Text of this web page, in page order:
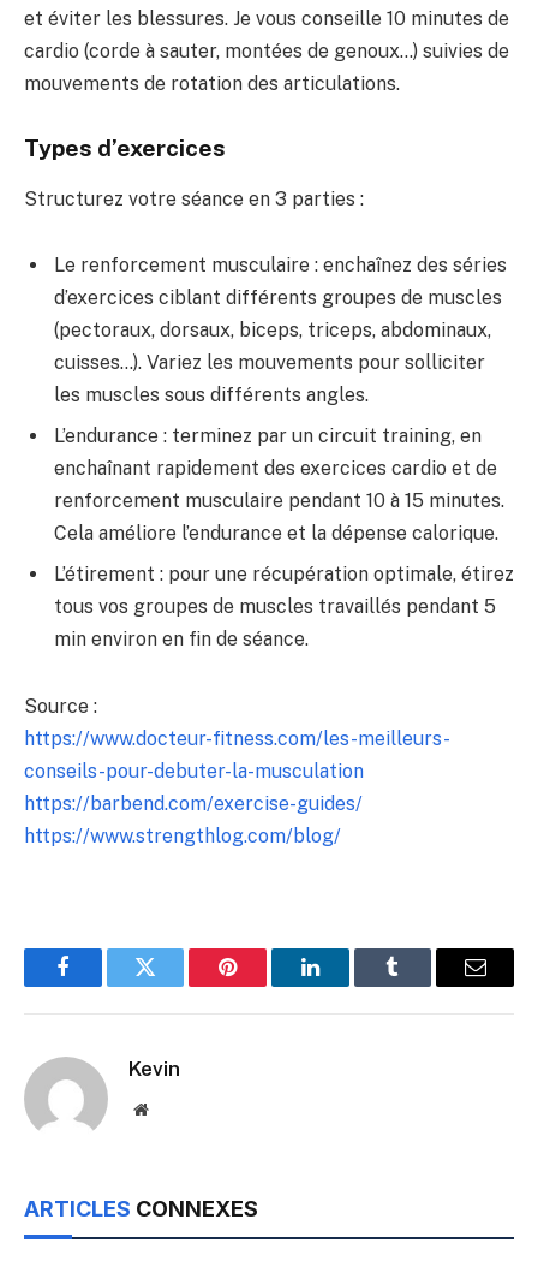
et éviter les blessures. Je vous conseille 10 minutes de
cardio (corde à sauter, montées de genoux…) suivies de
mouvements de rotation des articulations.
Types d’exercices
Structurez votre séance en 3 parties :
Le renforcement musculaire : enchaînez des séries
d’exercices ciblant différents groupes de muscles
(pectoraux, dorsaux, biceps, triceps, abdominaux,
cuisses…). Variez les mouvements pour solliciter
les muscles sous différents angles.
L’endurance : terminez par un circuit training, en
enchaînant rapidement des exercices cardio et de
renforcement musculaire pendant 10 à 15 minutes.
Cela améliore l’endurance et la dépense calorique.
L’étirement : pour une récupération optimale, étirez
tous vos groupes de muscles travaillés pendant 5
min environ en fin de séance.
Source :
https://www.docteur-fitness.com/les-meilleurs-
conseils-pour-debuter-la-musculation
https://barbend.com/exercise-guides/
https://www.strengthlog.com/blog/
FacebookTwitter Pinterest LinkedInTumblr Email
Kevin
Website
ARTICLES CONNEXES